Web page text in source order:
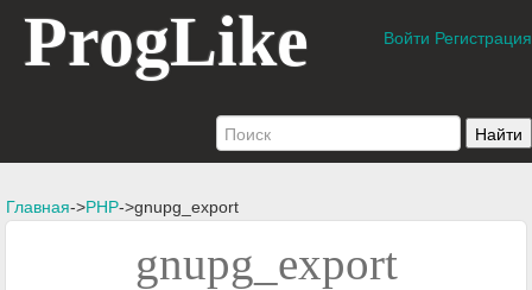
ProgLike Войти Регистрация
Главная->PHP->gnupg_export
gnupg_export